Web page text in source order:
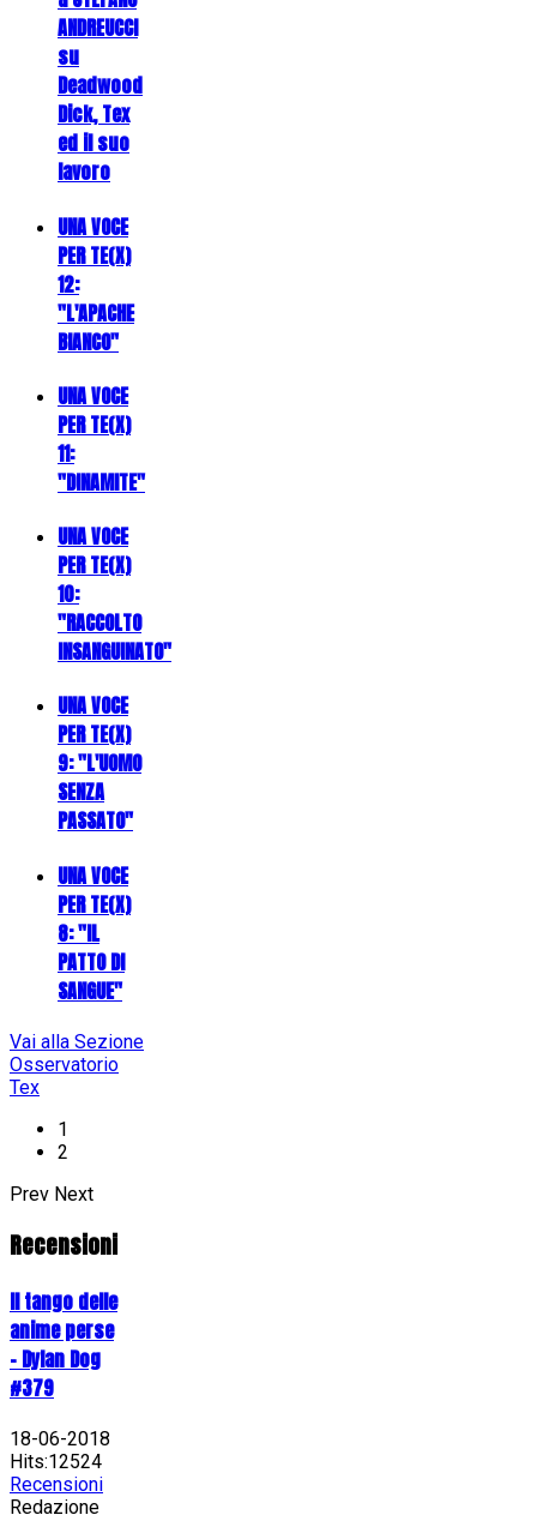
ANDREUCCI
su
Deadwood
Dick, Tex
ed il suo
lavoro
UNA VOCE
PER TE(X)
12:
"L'APACHE
BIANCO"
UNA VOCE
PER TE(X)
11:
"DINAMITE"
UNA VOCE
PER TE(X)
10:
"RACCOLTO
INSANGUINATO"
UNA VOCE
PER TE(X)
9: "L'UOMO
SENZA
PASSATO"
UNA VOCE
PER TE(X)
8: "IL
PATTO DI
SANGUE"
Vai alla Sezione
Osservatorio
Tex
1
2
Prev Next
Recensioni
Il tango delle
anime perse
- Dylan Dog
#379
18-06-2018
Hits:12524
Recensioni
Redazione